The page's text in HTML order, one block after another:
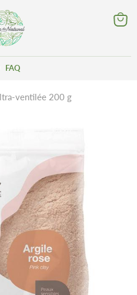
FAQ
ventilée 200 g